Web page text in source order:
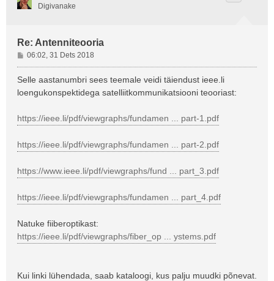
Digivanake
Re: Antenniteooria
P
o
s
u
06:02, 31 Dets 2018
Selle aastanumbri sees teemale veidi täiendust ieee.li
loengukonspektidega satelliitkommunikatsiooni teooriast:
https://ieee.li/pdf/viewgraphs/fundamen ... part-1.pdf
https://ieee.li/pdf/viewgraphs/fundamen ... part-2.pdf
https://www.ieee.li/pdf/viewgraphs/fund ... part_3.pdf
https://ieee.li/pdf/viewgraphs/fundamen ... part_4.pdf
Natuke fiiberoptikast:
https://ieee.li/pdf/viewgraphs/fiber_op ... ystems.pdf
Kui linki lühendada, saab kataloogi, kus palju muudki põnevat.